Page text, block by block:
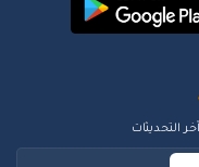
التحديثات